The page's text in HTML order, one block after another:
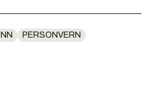
PERSONVERN